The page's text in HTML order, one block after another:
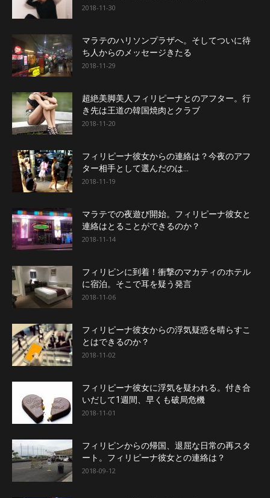
2018-11-30
マラテのハリソンプラザへ。そしてついに待
ち人からのメッセージきたる
2018-11-29
超絶美脚美人フィリピーナとのアフター。行
き先は王道の韓国焼肉とクラブ
2018-11-20
フィリピーナ彼女からの連絡は？今夜のアフ
ター相手として選んだのは…
2018-11-19
マラテでの夜遊び開始。フィリピーナ彼女と
連絡はとることができるのか？
2018-11-14
フィリピンに到着！衝撃のマカティのホテル
に宿泊。そこで耳を疑う発言
2018-11-06
フィリピーナ彼女からの浮気疑惑を晴らすこ
とはできるのか？
2018-11-02
フィリピーナ彼女に浮気を疑われる。付き合
いだして1週間、早くも破局危機
2018-11-01
フィリピンからの帰国、退屈な日常の再スタ
ート。フィリピーナ彼女との連絡は？
2018-09-12